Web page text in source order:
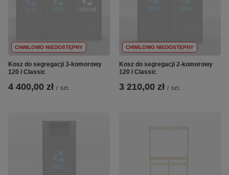
CHWILOWO NIEDOSTĘPNY
Kosz do segregacji 3-komorowy
120 l Classic
4 400,00 zł / szt.
CHWILOWO NIEDOSTĘPNY
Kosz do segregacji 2-komorowy
120 l Classic
3 210,00 zł / szt.